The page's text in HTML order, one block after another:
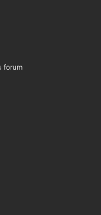
forum